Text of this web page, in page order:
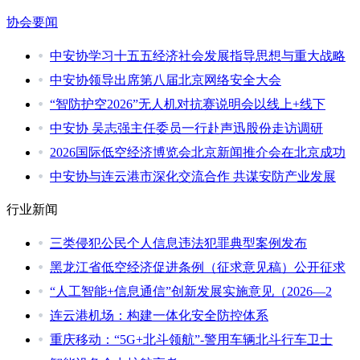
协会要闻
中安协学习十五五经济社会发展指导思想与重大战略
中安协领导出席第八届北京网络安全大会
“智防护空2026”无人机对抗赛说明会以线上+线下
中安协 吴志强主任委员一行赴声迅股份走访调研
2026国际低空经济博览会北京新闻推介会在北京成功
中安协与连云港市深化交流合作 共谋安防产业发展
行业新闻
三类侵犯公民个人信息违法犯罪典型案例发布
黑龙江省低空经济促进条例（征求意见稿）公开征求
“人工智能+信息通信”创新发展实施意见（2026—2
连云港机场：构建一体化安全防控体系
重庆移动：“5G+北斗领航”-警用车辆北斗行车卫士